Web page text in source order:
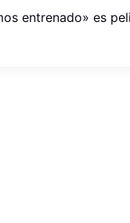
entrenado» es